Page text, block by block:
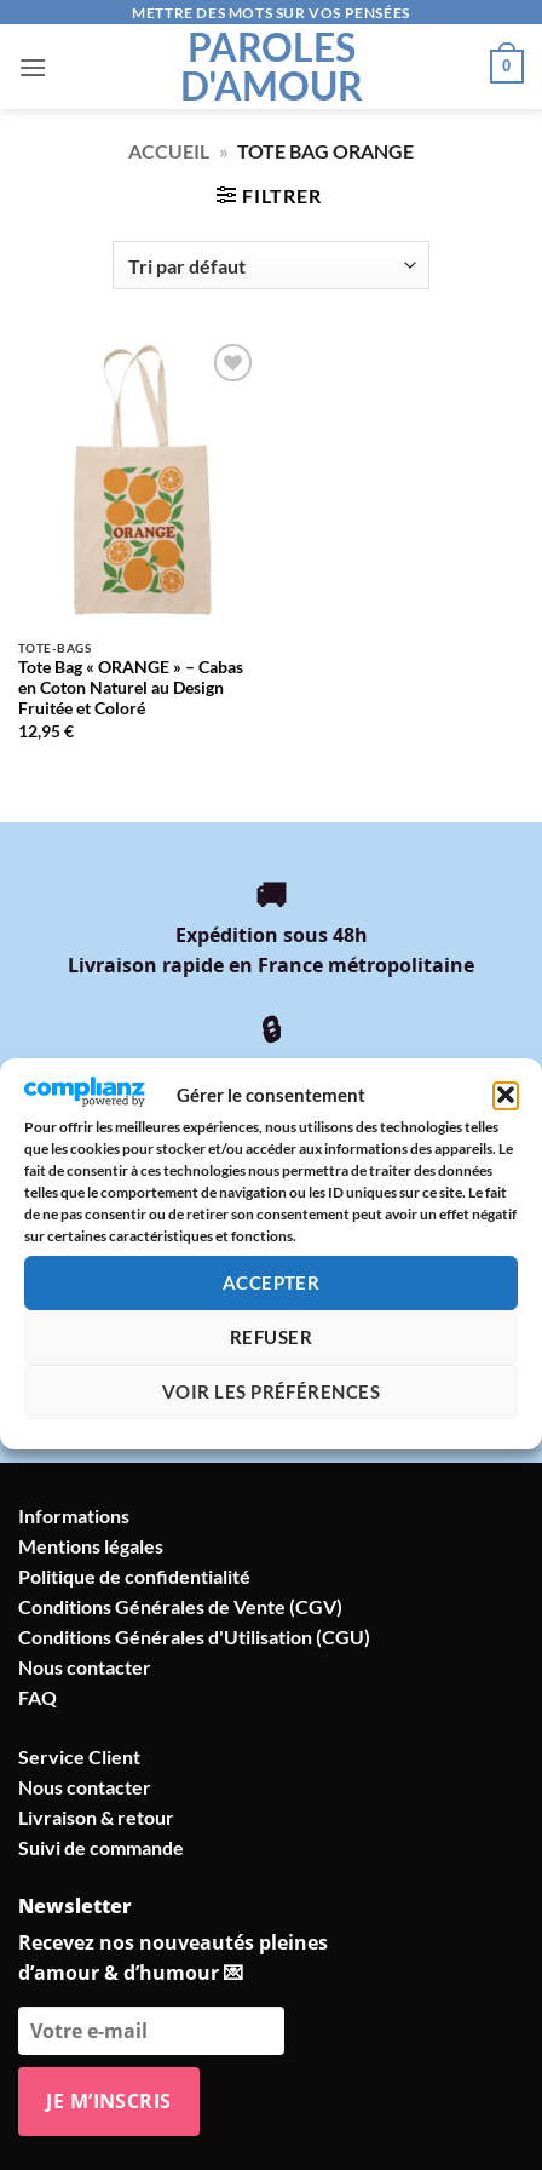
Gérer le consentement
Pour offrir les meilleures expériences, nous utilisons des technologies telles
que les cookies pour stocker et/ou accéder aux informations des appareils. Le
fait de consentir à ces technologies nous permettra de traiter des données
telles que le comportement de navigation ou les ID uniques sur ce site. Le fait
de ne pas consentir ou de retirer son consentement peut avoir un effet négatif
sur certaines caractéristiques et fonctions.
ACCEPTER
REFUSER
VOIR LES PRÉFÉRENCES
contenu
METTRE DES MOTS SUR VOS PENSÉES
PAROLES
D'AMOUR
0
ACCUEIL » TOTE BAG ORANGE
FILTRER
LISTE
D’ENVIES
TOTE-BAGS
Tote Bag « ORANGE » – Cabas
en Coton Naturel au Design
Fruitée et Coloré
12,95€
🚚
Expédition sous 48h
Livraison rapide en France métropolitaine
🔒
CB & PayPal sur serveur protégé
🇫🇷
Atelier en France
Imprimé avec amour dans notre atelier à
Marseille
💬
Réponse sous 24h garantie
Informations
Mentions légales
Politique de confidentialité
Conditions Générales de Vente (CGV)
Conditions Générales d'Utilisation (CGU)
Nous contacter
FAQ
Service Client
Nous contacter
Livraison & retour
Suivi de commande
Newsletter
Recevez nos nouveautés pleines
d’amour & d’humour 💌